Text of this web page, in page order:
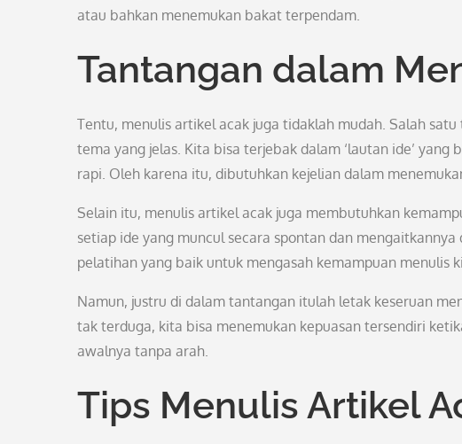
atau bahkan menemukan bakat terpendam.
Tantangan dalam
Tentu, menulis artikel acak juga tidaklah mudah. Salah
tema yang jelas. Kita bisa terjebak dalam ‘lautan ide’
rapi. Oleh karena itu, dibutuhkan kejelian dalam
Selain itu, menulis artikel acak juga membutuhkan
setiap ide yang muncul secara spontan dan
pelatihan yang baik untuk mengasah kemampuan menulis
Namun, justru di dalam tantangan itulah letak keseruan
tak terduga, kita bisa menemukan kepuasan tersendiri
awalnya tanpa arah.
Tips Menulis Artikel